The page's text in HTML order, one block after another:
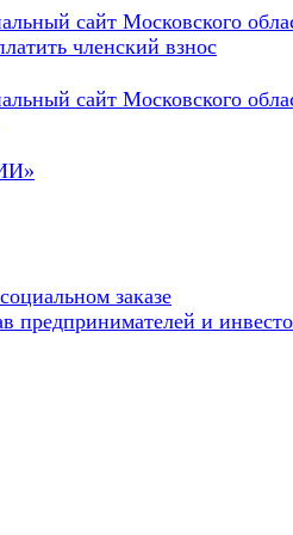
членский взнос
заказе
предпринимателей и